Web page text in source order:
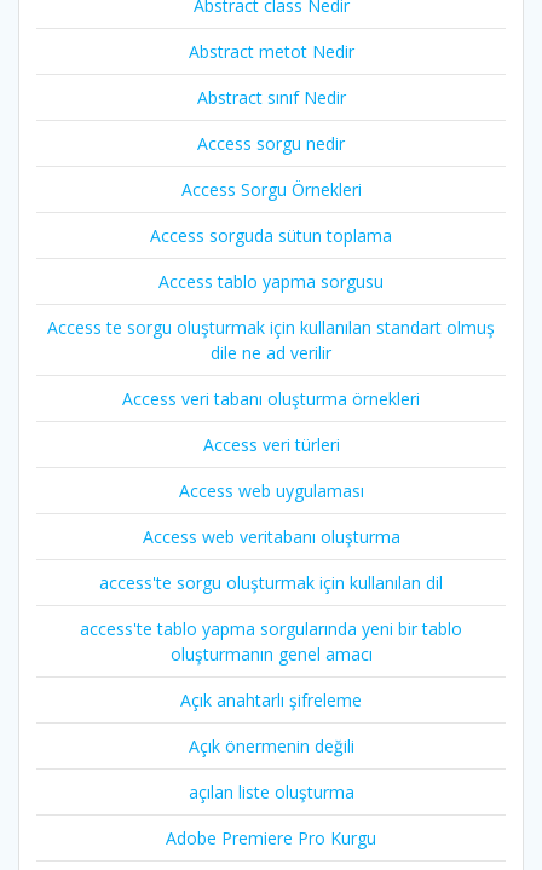
Abstract class Nedir
Abstract metot Nedir
Abstract sınıf Nedir
Access sorgu nedir
Access Sorgu Örnekleri
Access sorguda sütun toplama
Access tablo yapma sorgusu
Access te sorgu oluşturmak için kullanılan standart olmuş
dile ne ad verilir
Access veri tabanı oluşturma örnekleri
Access veri türleri
Access web uygulaması
Access web veritabanı oluşturma
access'te sorgu oluşturmak için kullanılan dil
access'te tablo yapma sorgularında yeni bir tablo
oluşturmanın genel amacı
Açık anahtarlı şifreleme
Açık önermenin değili
açılan liste oluşturma
Adobe Premiere Pro Kurgu